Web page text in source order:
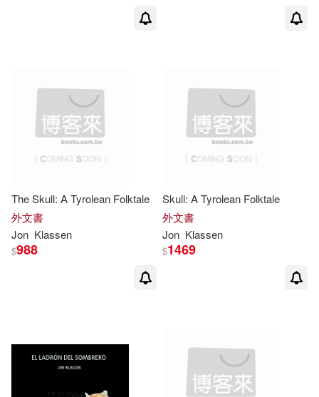
The Skull: A Tyrolean Folktale
外文書
Jon Klassen
$988
Skull: A Tyrolean Folktale
外文書
Jon Klassen
$1469